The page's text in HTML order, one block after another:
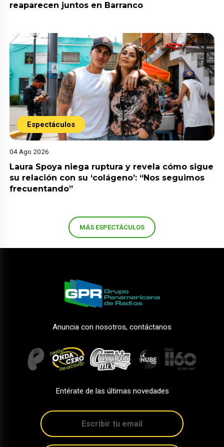
reaparecen juntos en Barranco
Espectáculos
04 Ago 2026
Laura Spoya niega ruptura y revela cómo sigue
su relación con su ‘colágeno’: “Nos seguimos
frecuentando”
MÁS ESPECTÁCULOS
Anuncia con nosotros, contáctanos
Entérate de las últimas novedades